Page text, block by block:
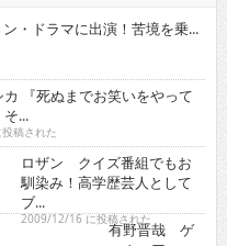
・ドラマに出演！苦境を乗...
笑いをやっていきたい！そ...
馴染み！高学歴芸人として
・漫画・アイドルに精通！